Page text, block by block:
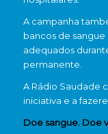
A campanha
bancos de
adequados
permanente.
A Rádio Saudade
iniciativa e a
Doe sangue. Doe